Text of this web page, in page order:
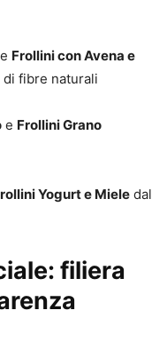
e Frollini con Avena e
fibre naturali
e Frollini Grano
Yogurt e Miele dal
filiera